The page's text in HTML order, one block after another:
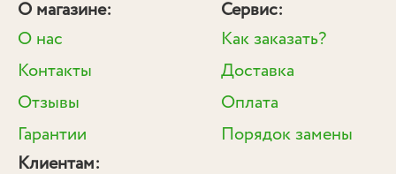
О магазине:
О нас
Контакты
Отзывы
Гарантии
Сервис:
Как заказать?
Доставка
Оплата
Порядок замены
Клиентам: